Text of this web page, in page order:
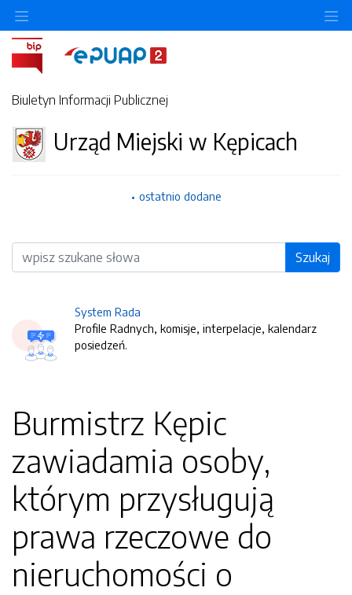
Biuletyn Informacji Publicznej
Urząd Miejski w Kępicach
ostatnio dodane
Wyszukiwarka Szukaj
System Rada
Profile Radnych, komisje, interpelacje, kalendarz
posiedzeń.
Burmistrz Kępic
zawiadamia osoby,
którym przysługują
prawa rzeczowe do
nieruchomości o